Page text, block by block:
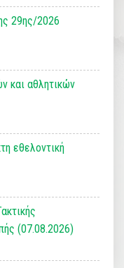
29ης/2026
και αθλητικών
εθελοντική
(07.08.2026)